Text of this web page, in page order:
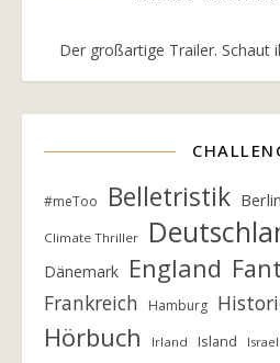
Der großartige Trailer. Schaut
#meToo Belletristik Berlin
Climate Thriller
Dänemark England
Frankreich Hamburg
Hörbuch Irland Island Israel